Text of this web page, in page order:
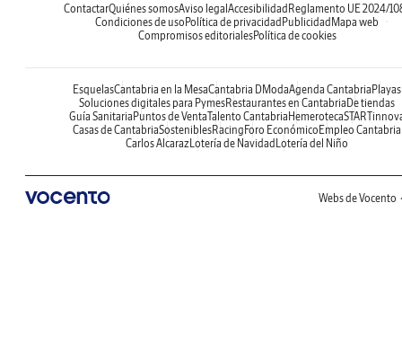
ContactarQuiénes somosAviso legalAccesibilidadReglamento UE 2024/
Condiciones de usoPolítica de privacidadPublicidadMapa web
Compromisos editorialesPolítica de cookies
EsquelasCantabria en la MesaCantabria DModaAgenda CantabriaPlayas
Soluciones digitales para PymesRestaurantes en CantabriaDe tiendas
Guía SanitariaPuntos de VentaTalento CantabriaHemeroteca
Casas de CantabriaSosteniblesRacingForo EconómicoEmpleo Cantabria
Carlos AlcarazLotería de NavidadLotería del Niño
Webs de Vocento